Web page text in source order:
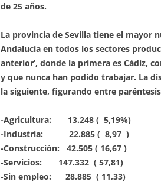
de 25 años.
La provincia de Sevilla tiene el mayor
Andalucía en todos los sectores
anterior’, donde la primera es Cádiz,
y que nunca han podido trabajar. La
la siguiente, figurando entre
-Agricultura: 13.248 ( 5,19%)
-Industria: 22.885 ( 8,97 )
-Construcción: 42.505 ( 16,67 )
-Servicios: 147.332 ( 57,81)
-Sin empleo: 28.885 ( 11,33)